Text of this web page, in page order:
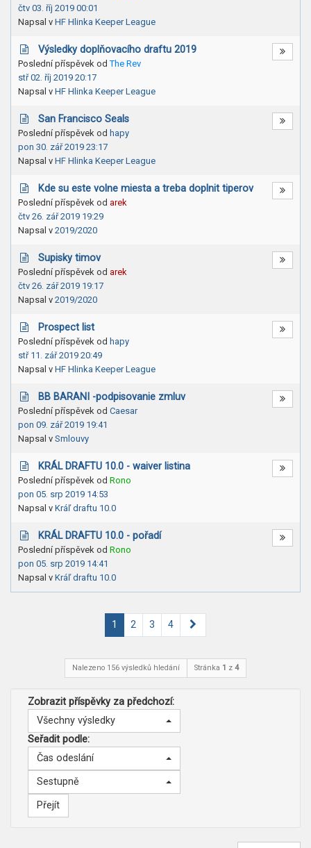
čtv 03. říj 2019 00:01
Napsal v HF Hlinka Keeper League
Výsledky doplňovacího draftu 2019
Poslední příspěvek odThe Rev
stř 02. říj 2019 20:17
Napsal v HF Hlinka Keeper League
San Francisco Seals
Poslední příspěvek od hapy
pon 30. zář 2019 23:17
Napsal v HF Hlinka Keeper League
Kde su este volne miesta a treba doplnit tiperov
Poslední příspěvek od arek
čtv 26. zář 2019 19:29
Napsal v 2019/2020
Supisky timov
Poslední příspěvek od arek
čtv 26. zář 2019 19:17
Napsal v 2019/2020
Prospect list
Poslední příspěvek od hapy
stř 11. zář 2019 20:49
Napsal v HF Hlinka Keeper League
BB BARANI -podpisovanie zmluv
Poslední příspěvek od Caesar
pon 09. zář 2019 19:41
Napsal v Smlouvy
KRÁL DRAFTU 10.0 - waiver listina
Poslední příspěvek od Rono
pon 05. srp 2019 14:53
Napsal v Kráľ draftu 10.0
KRÁL DRAFTU 10.0 - pořadí
Poslední příspěvek od Rono
pon 05. srp 2019 14:41
Napsal v Kráľ draftu 10.0
1 2 3 4 Další
Nalezeno 156 výsledků hledání Stránka 1 z 4
Zobrazit příspěvky za předchozí:
Všechny výsledky
Seřadit podle:
Čas odeslání
Sestupně